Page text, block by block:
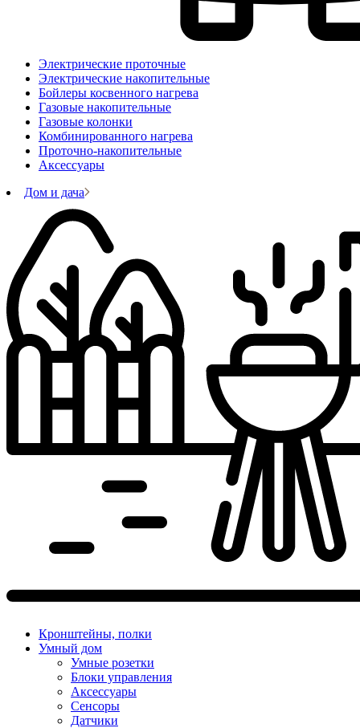
Электрические проточные
Электрические накопительные
Бойлеры косвенного нагрева
Газовые накопительные
Газовые колонки
Комбинированного нагрева
Проточно-накопительные
Аксессуары
Дом и дача
Кронштейны, полки
Умный дом
Умные розетки
Блоки управления
Аксессуары
Сенсоры
Датчики